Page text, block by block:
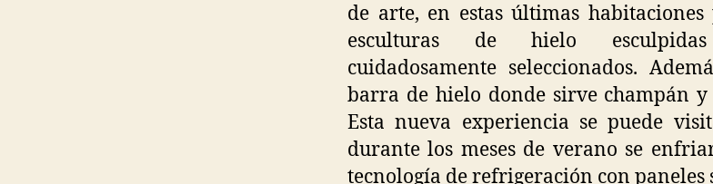
de arte, en estas últimas
esculturas de hielo
cuidadosamente seleccionados.
barra de hielo donde sirve champán y
Esta nueva experiencia se puede
durante los meses de verano se
tecnología de refrigeración con paneles